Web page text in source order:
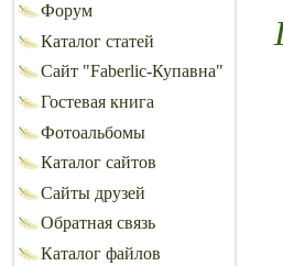
Форум
Каталог статей
Сайт "Faberlic-Купавна"
Гостевая книга
Фотоальбомы
Каталог сайтов
Сайты друзей
Обратная связь
Каталог файлов